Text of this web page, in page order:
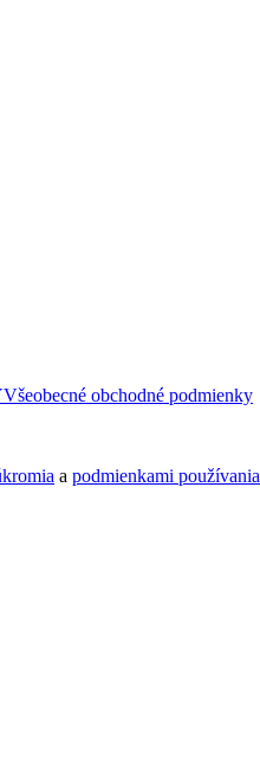
Všeobecné obchodné podmienky
a podmienkami používania